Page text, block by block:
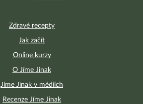
Zdravé recepty
Jak začít
Online kurzy
O Jíme Jinak
Jíme Jinak v médiích
Recenze Jíme Jinak